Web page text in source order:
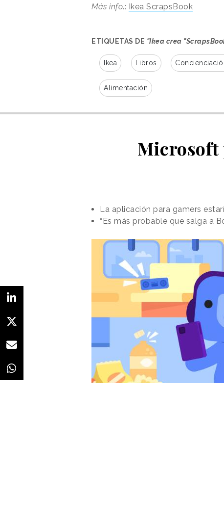
Más info.: Ikea ScrapsBook
ETIQUETAS DE "Ikea crea
Ikea Libros
Alimentación
Microsoft
La aplicación para gamers
“Es más probable que salga a